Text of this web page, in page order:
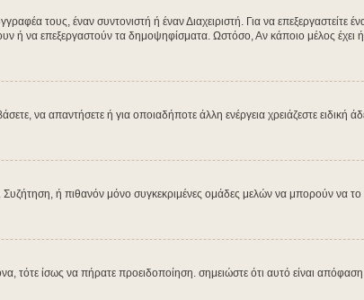
τους, έναν συντονιστή ή έναν Διαχειριστή. Για να επεξεργαστείτε
ή να επεξεργαστούν τα δημοψηφίσματα. Ωστόσο, Αν κάποιο μέλος έχει
να απαντήσετε ή για οποιαδήποτε άλλη ενέργεια χρειάζεστε ειδική
ή πιθανόν μόνο συγκεκριμένες ομάδες μελών να μπορούν να το
τότε ίσως να πήρατε προειδοποίηση. σημειώστε ότι αυτό είναι